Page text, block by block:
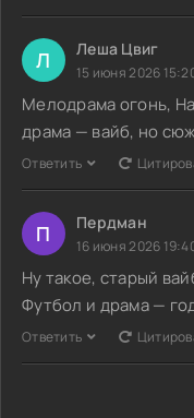
Л Леша Цвиг
15 июня 2026
Мелодрама огонь,
драма — вайб, но
Ответить
П Пердман
16 июня 2026
Ну такое, старый
Футбол и драма —
Ответить